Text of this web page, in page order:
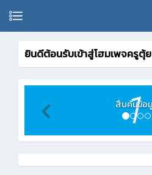
ยินดีต้อนรับเข้าสู่โฮมเพจครูตุ้ย